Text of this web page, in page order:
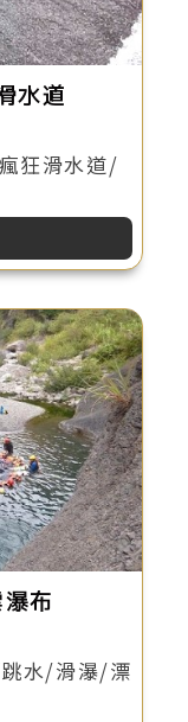
水道
狂滑水道/
布
水/滑瀑/漂